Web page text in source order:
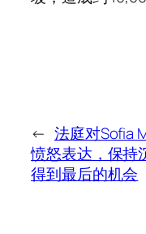
← 法庭对Sofia
愤怒表达，保持
得到最后的机会